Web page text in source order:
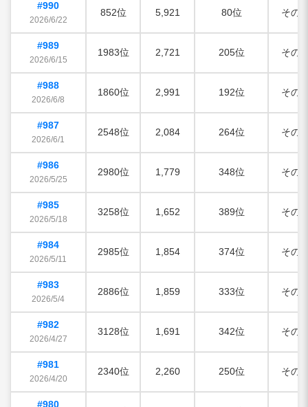
#990
2026/6/22
852位 5,921 80位 その
#989
2026/6/15
1983位 2,721 205位 その
#988
2026/6/8
1860位 2,991 192位 その
#987
2026/6/1
2548位 2,084 264位 その
#986
2026/5/25
2980位 1,779 348位 その
#985
2026/5/18
3258位 1,652 389位 その
#984
2026/5/11
2985位 1,854 374位 その
#983
2026/5/4
2886位 1,859 333位 その
#982
2026/4/27
3128位 1,691 342位 その
#981
2026/4/20
2340位 2,260 250位 その
#980